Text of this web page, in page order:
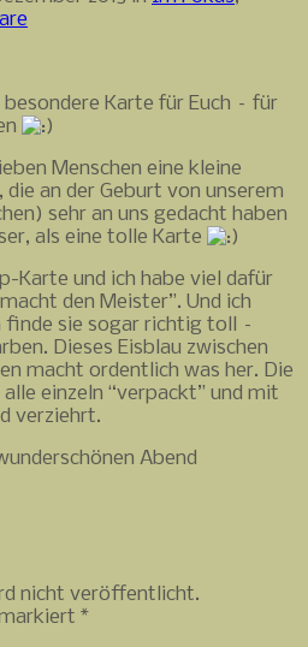
Karte für Euch – für
Menschen eine kleine
an der Geburt von unserem
sehr an uns gedacht haben
als eine tolle Karte
Karte und ich habe viel dafür
den Meister”. Und ich
sie sogar richtig toll –
Dieses Eisblau zwischen
macht ordentlich was her. Die
einzeln “verpackt” und mit
verziehrt.
Abend
nicht veröffentlicht.
*